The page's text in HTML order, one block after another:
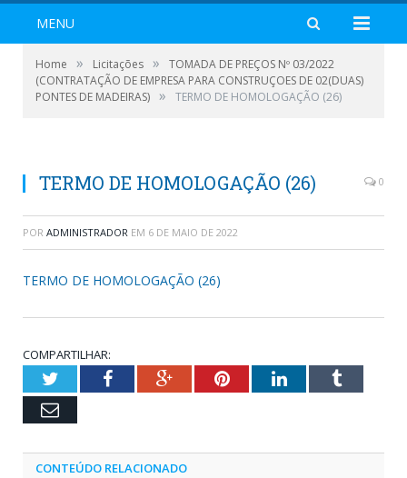
MENU
Home » Licitações »
TOMADA DE PREÇOS Nº 03/2022
(CONTRATAÇÃO DE EMPRESA PARA CONSTRUÇOES DE 02(DUAS)
PONTES DE MADEIRAS) » TERMO DE HOMOLOGAÇÃO (26)
TERMO DE HOMOLOGAÇÃO (26) 0
POR ADMINISTRADOR EM 6 DE MAIO DE 2022
TERMO DE HOMOLOGAÇÃO (26)
COMPARTILHAR:
TwitterFacebookGoogle+PinterestLinkedInTumblr
Email
CONTEÚDO RELACIONADO